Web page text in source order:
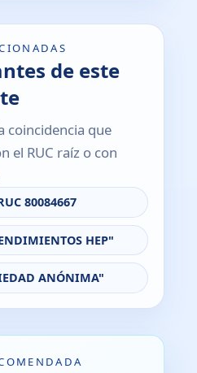
de este
coincidencia que
el RUC raíz o con
80084667
HEP"
ANÓNIMA"